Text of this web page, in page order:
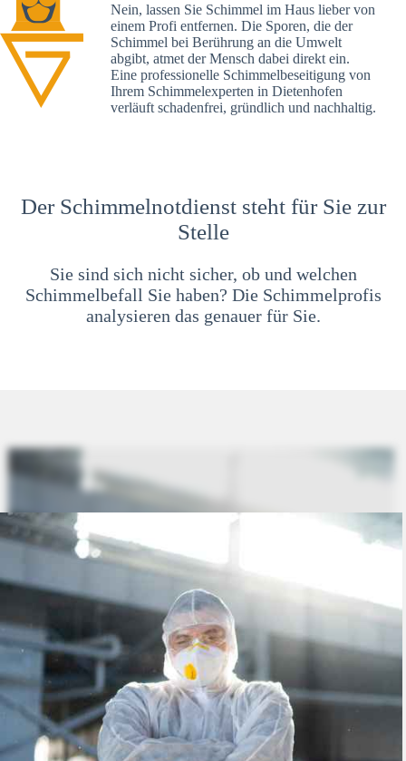
Nein, lassen Sie Schimmel im Haus lieber von
einem Profi entfernen. Die Sporen, die der
Schimmel bei Berührung an die Umwelt
abgibt, atmet der Mensch dabei direkt ein.
Eine professionelle Schimmelbeseitigung von
Ihrem Schimmelexperten in Dietenhofen
verläuft schadenfrei, gründlich und nachhaltig.
Der Schimmelnotdienst steht für Sie zur
Stelle
Sie sind sich nicht sicher, ob und welchen
Schimmelbefall Sie haben? Die Schimmelprofis
analysieren das genauer für Sie.